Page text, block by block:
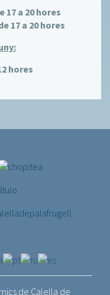
17 a 20 hores
17 a 20 hores
hores
de Calella de